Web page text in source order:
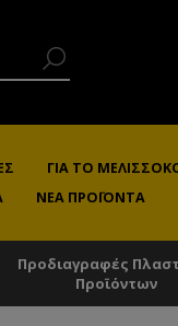
ΓΙΑ ΤΟ
ΝΈΑ ΠΡΟΪΌΝΤΑ
Προδιαγραφές
Προϊόντων